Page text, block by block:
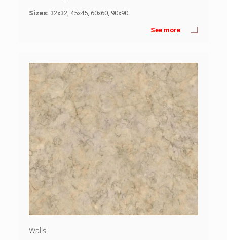
Sizes: 32x32, 45x45, 60x60, 90x90
See more
Walls